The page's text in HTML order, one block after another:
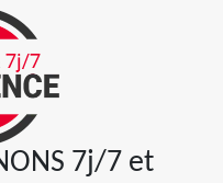
7j/7 et